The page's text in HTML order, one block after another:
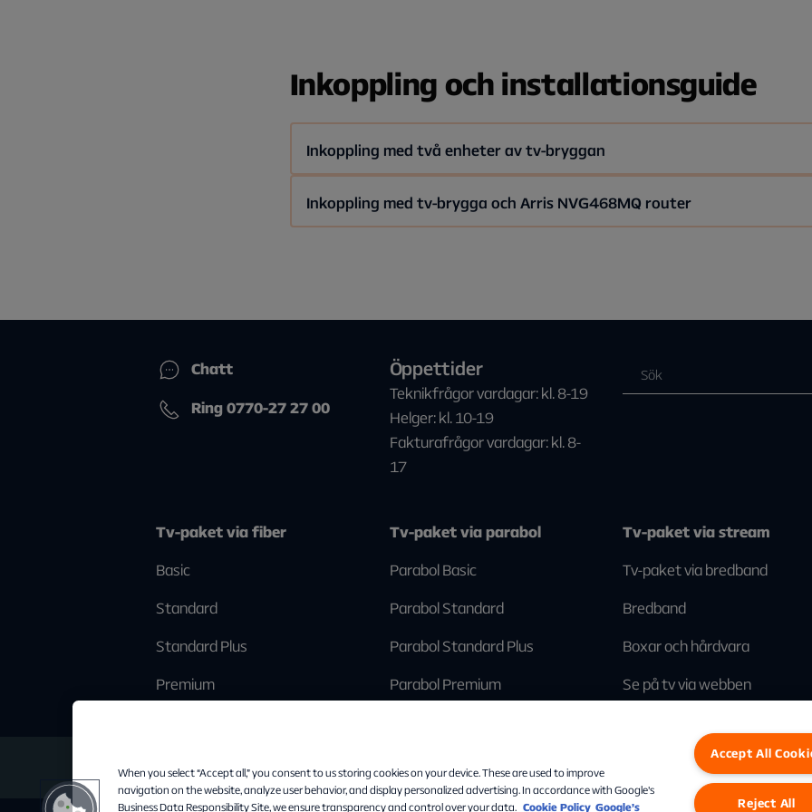
Inkoppling och installationsguide
Inkoppling med två enheter av tv-bryggan
Inkoppling med tv-brygga och Arris NVG468MQ router
för trådlös tv upprepar du steg 2 och 3.
Chatt
Ring 0770-27 27 00
Öppettider
Teknikfrågor vardagar: kl. 8-19
Helger: kl. 10-19
Fakturafrågor vardagar: kl. 8-
17
Tv-paket via fiber
Basic
Standard
Standard Plus
Premium
Tv-paket via parabol
Parabol Basic
Parabol Standard
Parabol Standard Plus
Parabol Premium
Tv-paket via stream
Tv-paket via bredband
Bredband
Boxar och hårdvara
Se på tv via webben
Facebook Instagram
When you select “Accept all,” you consent to us storing cookies on your device. These are used to improve
navigation on the website, analyze user behavior, and display personalized advertising. In accordance with Google's
Business Data Responsibility Site, we ensure transparency and control over your data. Cookie Policy Google’s
Accept All
Reject All